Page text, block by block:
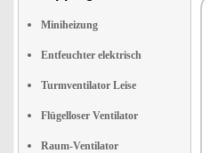
Miniheizung
Entfeuchter elektrisch
Turmventilator Leise
Flügelloser Ventilator
Raum-Ventilator